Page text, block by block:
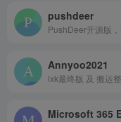
pushdeer
Annyoo2021